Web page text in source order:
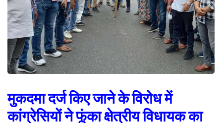
मुकदमा दर्ज किए जाने के विरोध में
कांग्रेसियों ने फूंका क्षेत्रीय विधायक का